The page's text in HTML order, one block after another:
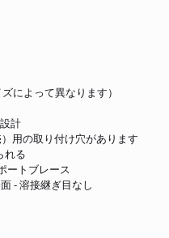
によって異なります）
計
用の取り付け穴があります
れる
ートブレース
- 溶接継ぎ目なし